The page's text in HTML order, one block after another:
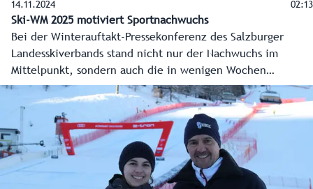
14.11.2024 02:13
Ski-WM 2025 motiviert Sportnachwuchs
Bei der Winterauftakt-Pressekonferenz des Salzburger
Landesskiverbands stand nicht nur der Nachwuchs im
Mittelpunkt, sondern auch die in wenigen Wochen
stattfindende Alpine Ski-WM in Saalbach-Hinterglemm. Sie
ist ein Motivationsschub auch für die angehenden Skistars
wie zum Beispiel Stefan Rieser (Alpin), Christina Gruber
(Alpin), Celina Jost (Biathletin) und Andreas Gfrerer
(Nordisch).